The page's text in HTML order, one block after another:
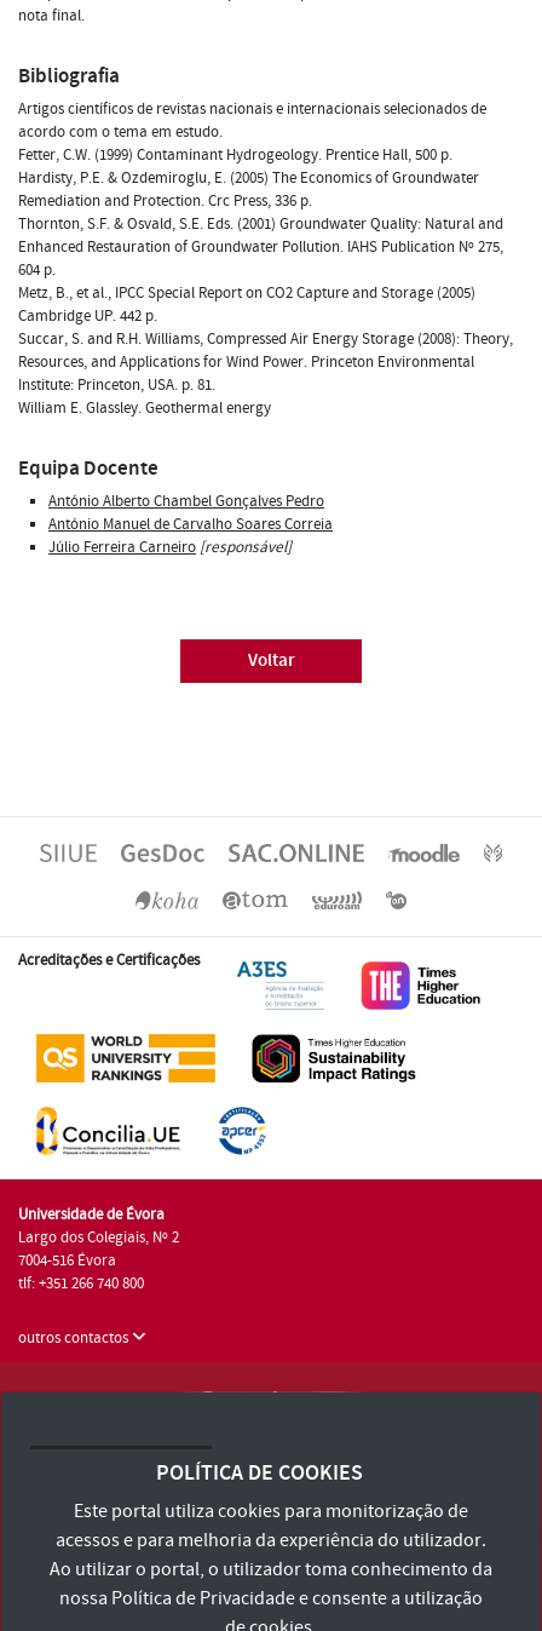
nota final.
Bibliografia
Artigos científicos de revistas nacionais e internacionais selecionados de
acordo com o tema em estudo.
Fetter, C.W. (1999) Contaminant Hydrogeology. Prentice Hall, 500 p.
Hardisty, P.E. & Ozdemiroglu, E. (2005) The Economics of Groundwater
Remediation and Protection. Crc Press, 336 p.
Thornton, S.F. & Osvald, S.E. Eds. (2001) Groundwater Quality: Natural and
Enhanced Restauration of Groundwater Pollution. IAHS Publication Nº 275,
604 p.
Metz, B., et al., IPCC Special Report on CO2 Capture and Storage (2005)
Cambridge UP. 442 p.
Succar, S. and R.H. Williams, Compressed Air Energy Storage (2008): Theory,
Resources, and Applications for Wind Power. Princeton Environmental
Institute: Princeton, USA. p. 81.
William E. Glassley. Geothermal energy
Equipa Docente
António Alberto Chambel Gonçalves Pedro
António Manuel de Carvalho Soares Correia
Júlio Ferreira Carneiro [responsável]
Voltar
Acreditações e Certificações
Universidade de Évora
Largo dos Colegiais, Nº 2
7004-516 Évora
tlf: +351 266 740 800
outros contactos
Consulte os Termos e Condições e Política de Privacidade
Declaração de Acessibilidade
POLÍTICA DE COOKIES
Este portal utiliza cookies para monitorização de
acessos e para melhoria da experiência do utilizador.
Ao utilizar o portal, o utilizador toma conhecimento da
nossa Política de Privacidadee consente a utilização